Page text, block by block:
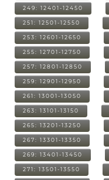
249: 12401-12450
251: 12501-12550
253: 12601-12650
255: 12701-12750
257: 12801-12850
259: 12901-12950
261: 13001-13050
263: 13101-13150
265: 13201-13250
267: 13301-13350
269: 13401-13450
271: 13501-13550